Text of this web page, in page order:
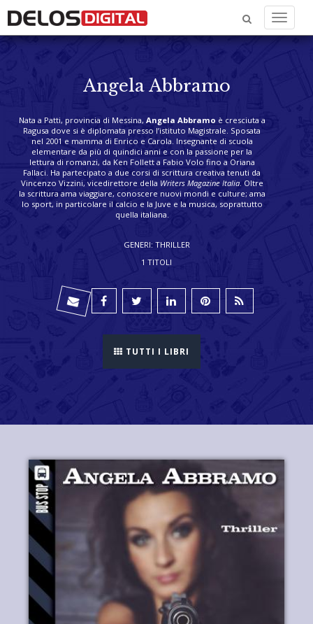
Menu
Angela Abbramo
Nata a Patti, provincia di Messina, Angela Abbramo è cresciuta a
Ragusa dove si è diplomata presso l’istituto Magistrale. Sposata
nel 2001 e mamma di Enrico e Carola. Insegnante di scuola
elementare da più di quindici anni e con la passione per la
lettura di romanzi, da Ken Follett a Fabio Volo fino a Oriana
Fallaci. Ha partecipato a due corsi di scrittura creativa tenuti da
Vincenzo Vizzini, vicedirettore della Writers Magazine Italia. Oltre
la scrittura ama viaggiare, conoscere nuovi mondi e culture; ama
lo sport, in particolare il calcio e la Juve e la musica, soprattutto
quella italiana.
GENERI: THRILLER
1 TITOLI
TUTTI I LIBRI